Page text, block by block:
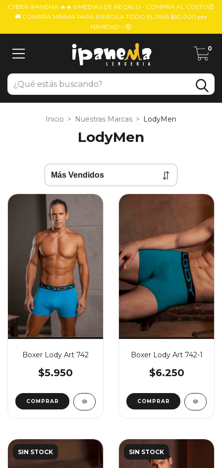
CYBER IPANEMA 🔥🔥 6 MEDIAS DE REGALO - COMPRÁ AL COSTO😍
🚚 COMPRA MÍNIMA PARA ENVÍOS A TODO EL PAÍS $50.000 por
NAVIDAD ✅🤯
0
Inicio > Nuestras Marcas > LodyMen
LodyMen
Boxer Lody Art 742
$5.950
COMPRAR
Boxer Lody Art 742-1
$6.250
COMPRAR
SIN STOCK SIN STOCK